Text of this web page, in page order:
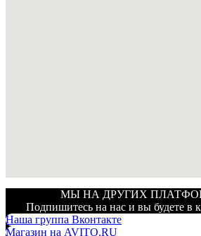
МЫ НА ДРУГИХ
Подпишитесь на нас и вы будете в
Наша группа Вконтакте
Магазин на AVITO.RU